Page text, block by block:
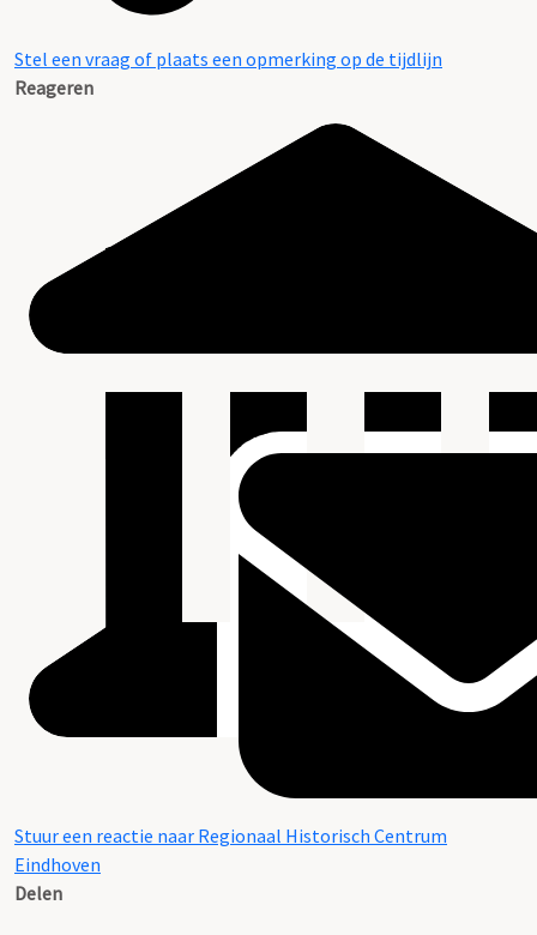
Stel een vraag of plaats een opmerking op de tijdlijn
Reageren
Stuur een reactie naar Regionaal Historisch Centrum
Eindhoven
Delen